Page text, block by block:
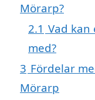
Mörarp?
2.1 Vad
med?
3 Fördelar
Mörarp